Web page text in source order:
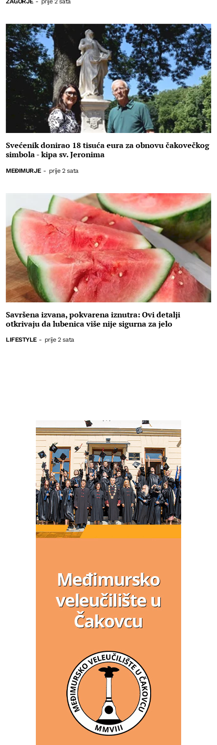
Svećenik donirao 18 tisuća eura za obnovu čakovečkog
simbola - kipa sv. Jeronima
MEĐIMURJE - prije 2 sata
Savršena izvana, pokvarena iznutra: Ovi detalji
otkrivaju da lubenica više nije sigurna za jelo
LIFESTYLE - prije 2 sata